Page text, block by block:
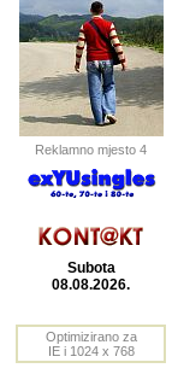
Reklamno mjesto 4
Subota
08.08.2026.
Optimizirano za
IE i 1024 x 768